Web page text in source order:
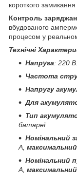
короткого
Контроль
вбудованого
процесом у
Технічні
Напруга: 220 В.
Частота
Напругу
Для
Тип
батареї
Номінальний
А,
Номінальний
А,